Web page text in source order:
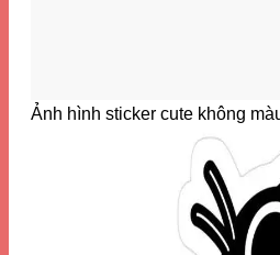
Ảnh hình sticker cute không